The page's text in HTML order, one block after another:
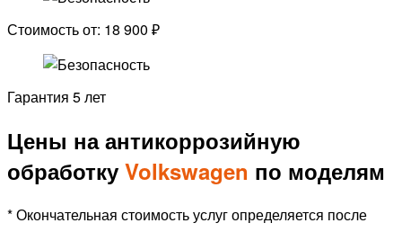
Стоимость от: 18 900 ₽
Гарантия 5 лет
Цены на антикоррозийную
обработку Volkswagen по моделям
* Окончательная стоимость услуг определяется после